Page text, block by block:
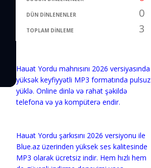
DÜN DINLENENLER 0
TOPLAM DINLEME 3
Hauat Yordu mahnısını 2026 versiyasında
yüksək keyfiyyətli MP3 formatında pulsuz
yüklə. Online dinlə və rahat şəkildə
telefona və ya kompüterə endir.
Hauat Yordu şarkısını 2026 versiyonu ile
Blue.az üzerinden yüksek ses kalitesinde
MP3 olarak ücretsiz indir. Hem hızlı hem